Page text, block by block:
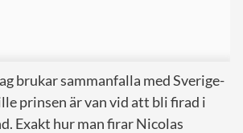
brukar sammanfalla med Sverige-
prinsen är van vid att bli firad i
Exakt hur man firar Nicolas